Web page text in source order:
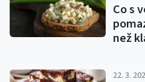
Co s
než
22. 3.